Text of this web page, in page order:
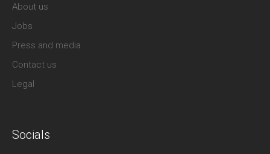
About us
Jobs
Press and media
Contact us
Legal
Socials